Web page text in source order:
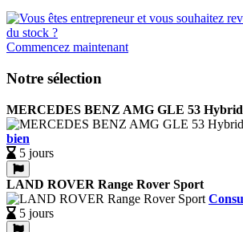
Commencez maintenant
Notre sélection
MERCEDES BENZ AMG GLE 53
bien
5 jours
LAND ROVER Range Rover Sport
5 jours